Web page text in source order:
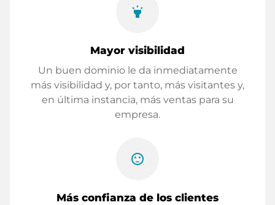
highlight
Mayor visibilidad
Un buen dominio le da inmediatamente
más visibilidad y, por tanto, más visitantes y,
en última instancia, más ventas para su
empresa.
sentiment_satisfied
Más confianza de los clientes